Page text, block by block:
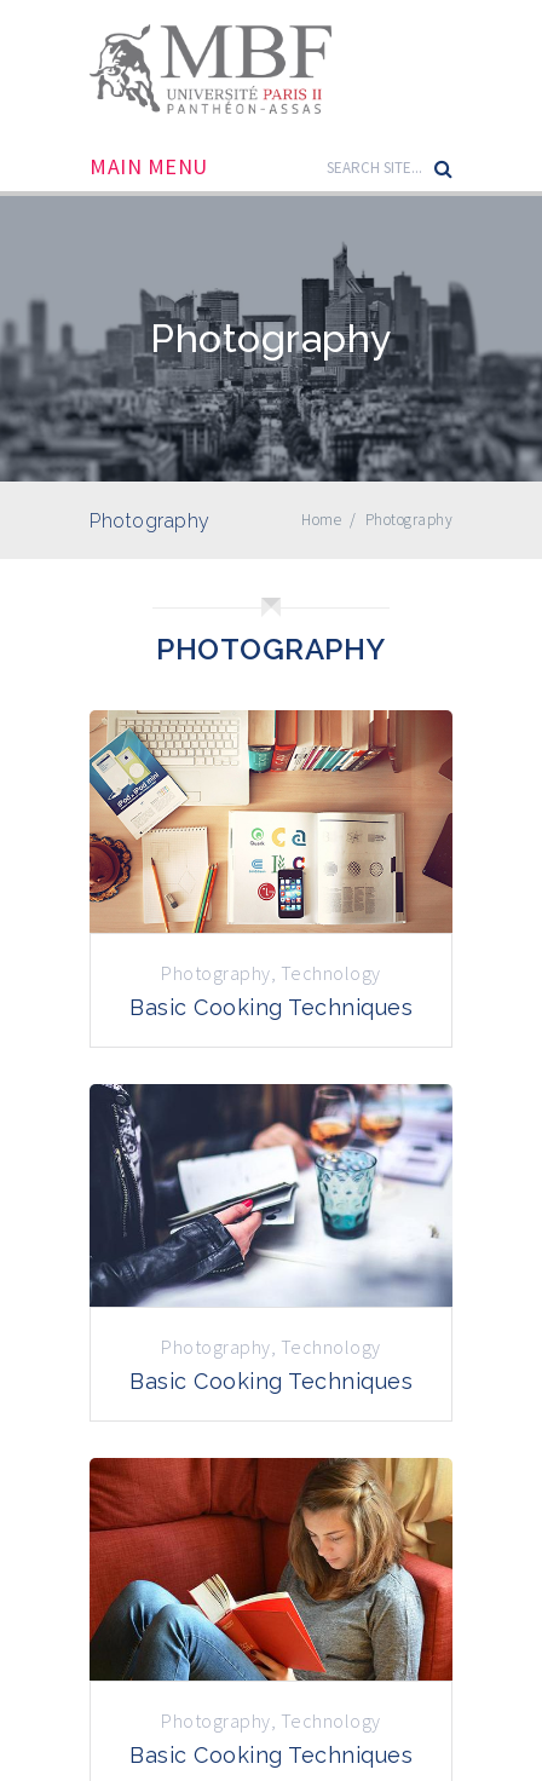
MAIN MENU
Photography
Photography Home / Photography
PHOTOGRAPHY
Photography, Technology
Basic Cooking Techniques
Photography, Technology
Basic Cooking Techniques
Photography Technology
Basic Cooking Techniques